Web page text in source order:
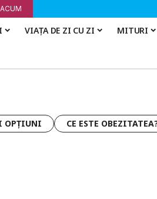
VIAȚA DE ZI CU ZI MITURI
OPȚIUNI CE ESTE